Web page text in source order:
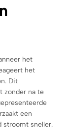
het
het
Dit
zonder na te
een
stroomt sneller.